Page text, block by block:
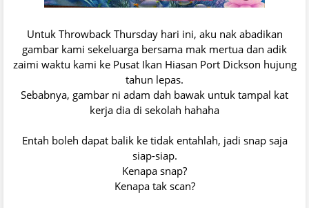
Untuk Throwback Thursday hari ini, aku nak abadikan
gambar kami sekeluarga bersama mak mertua dan adik
zaimi waktu kami ke Pusat Ikan Hiasan Port Dickson hujung
tahun lepas.
Sebabnya, gambar ni adam dah bawak untuk tampal kat
kerja dia di sekolah hahaha
Entah boleh dapat balik ke tidak entahlah, jadi snap saja
siap-siap.
Kenapa snap?
Kenapa tak scan?